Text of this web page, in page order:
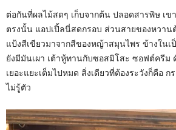
ต่อกันที่ผลไม้สดๆ เก็บจากต้น ปลอดสารพิษ เ
ตรงนั้น แอปเปิ้ลนี่สดกรอบ ส่วนสายของหวาน
แป้งสีเขียวมาจากสีของหญ้าสมุนไพร ข้างในเ
ยังมีมันเผา เต้าหู้ทานกับซอสมิโสะ ซอฟต์ครีม
เยอะแยะเต็มไปหมด สิ่งเดียวที่ต้องระวังก็คือ ก
ไม่รู้ตัว